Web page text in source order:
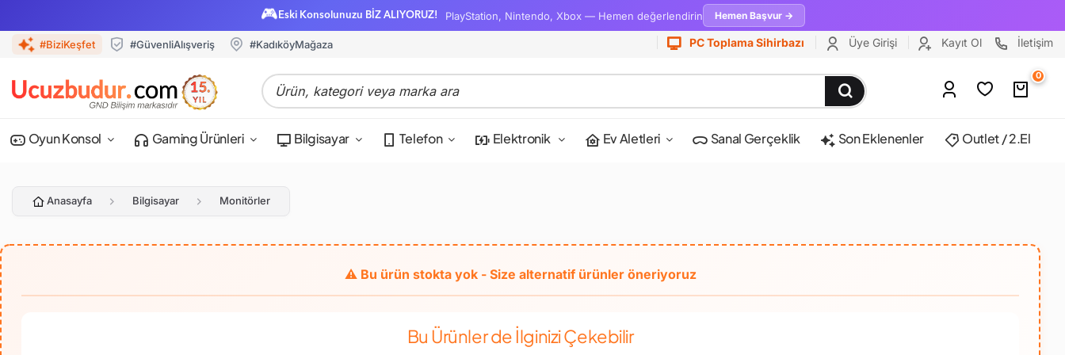
🎮 Eski Konsolunuzu BİZ ALIYORUZ! PlayStation, Nintendo, Xbox — Hemen değerlendirin Hemen Başvur →
#BiziKeşfet #GüvenliAlışveriş #KadıköyMağaza PC Toplama Sihirbazı Üye Girişi Kayıt Ol İletişim
0
Oyun Konsol Gaming Ürünleri Bilgisayar Telefon Elektronik Ev Aletleri Sanal Gerçeklik Son Eklenenler Outlet / 2.El
Anasayfa Bilgisayar Monitörler
Bu Ürünler de İlginizi Çekebilir